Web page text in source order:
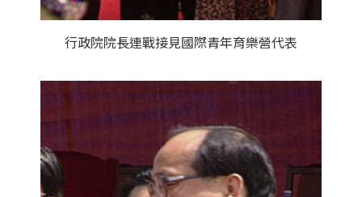
行政院院長連戰接見國際青年育樂營代表